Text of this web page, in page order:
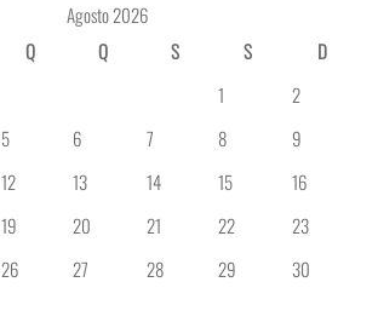
Agosto 2026
Q Q S S
D
1
2
5 6 7 8
9
12 13 14 15
16
19 20 21 22
23
26 27 28 29
30